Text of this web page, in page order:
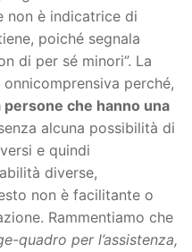
non è indicatrice di
poiché segnala
di per sé minori”. La
perché,
persone che hanno una
alcuna possibilità di
e quindi
diverse,
non è facilitante o
Rammentiamo che
quadro per l’assistenza,